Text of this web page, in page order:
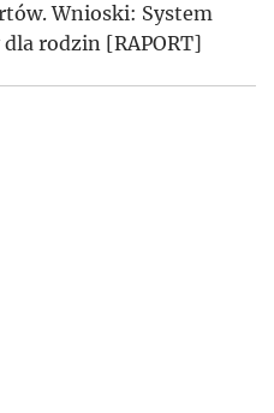
Wnioski: System
rodzin [RAPORT]